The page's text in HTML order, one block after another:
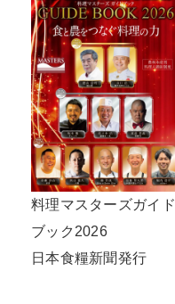
料理マスターズガイド
ブック2026
日本食糧新聞発行